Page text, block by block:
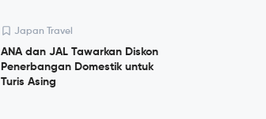
Japan Travel
ANA dan JAL Tawarkan Diskon
Penerbangan Domestik untuk
Turis Asing